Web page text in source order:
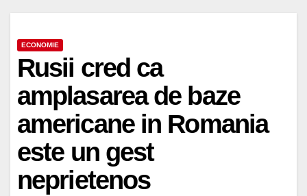
ECONOMIE
Rusii cred ca
amplasarea de baze
americane in Romania
este un gest
neprietenos